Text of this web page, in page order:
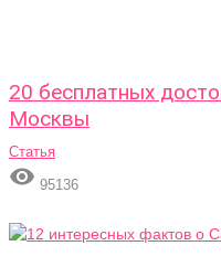
20 бесплатных
Москвы
Статья
 95136